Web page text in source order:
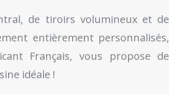
de tiroirs volumineux et de
entièrement personnalisés,
Français, vous propose de
idéale !